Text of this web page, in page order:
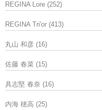
REGINA Lore (252)
REGINA Tri'or (413)
丸山 和彦 (16)
佐藤 春菜 (15)
具志堅 春奈 (16)
内海 穂高 (25)